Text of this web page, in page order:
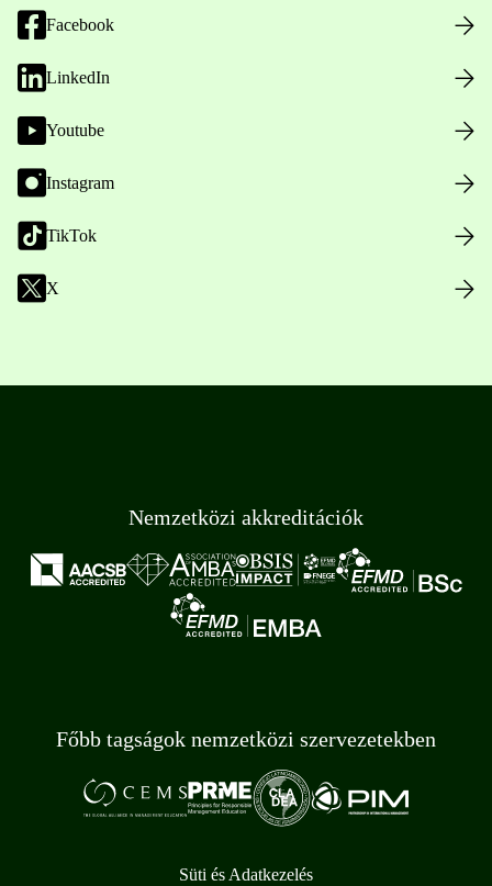
Facebook
LinkedIn
Youtube
Instagram
TikTok
X
Nemzetközi akkreditációk
Főbb tagságok nemzetközi szervezetekben
Süti és Adatkezelés